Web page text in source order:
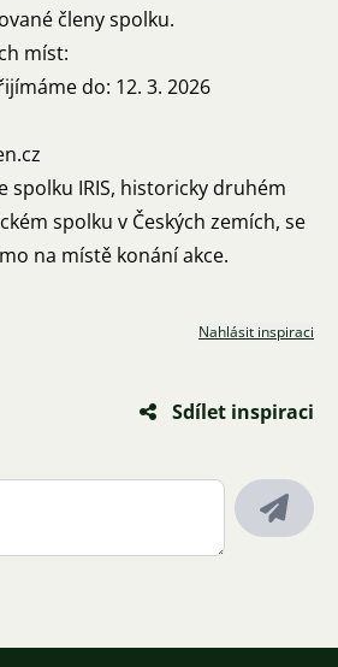
členy spolku.
míst:
do: 12. 3. 2026
spolku IRIS, historicky druhém
spolku v Českých zemích, se
na místě konání akce.
Nahlásit inspiraci
Sdílet inspiraci